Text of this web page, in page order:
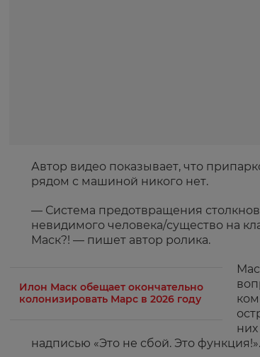
Автор видео показывает, что
рядом с машиной никого нет.
— Система предотвращения
невидимого человека/существо на
Маск?! — пишет автор ролика.
Илон Маск обещает окончательно
колонизировать Марс в 2026 году
надписью «Это не сбой. Это функция!».